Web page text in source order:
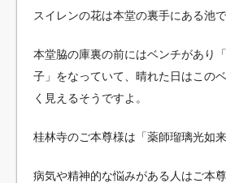
スイレンの花は本堂の裏手にある池で
本堂脇の庫裏の前にはベンチがあり
子」をなっていて、晴れた日はこの
く見えるそうですよ。
桂林寺のご本尊様は「薬師瑠璃光如来
病気や精神的な悩みがある人はご本